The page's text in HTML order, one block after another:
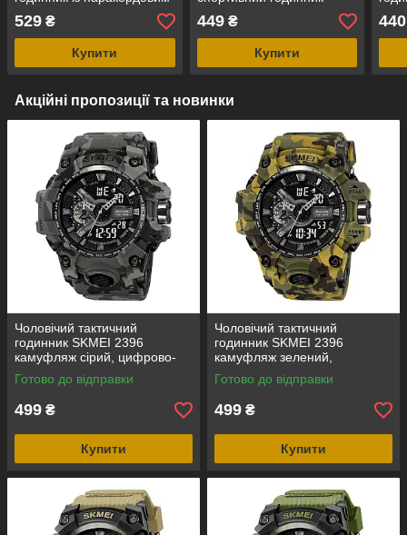
ремінцем
529 ₴
Купити
449₴
Купити
440
Акційні пропозиції та новинки
Чоловічий тактичний
годинник SKMEI 2396
камуфляж сірий, цифрово-
аналоговий, водозахист 5
ATM
Готово до відправки
499 ₴
Купити
Чоловічий тактичний
годинник SKMEI 2396
камуфляж зелений,
цифрово-аналоговий,
водозахист 5 ATM
Готово до відправки
499 ₴
Купити